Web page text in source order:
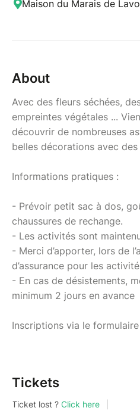
Maison du Marais de
About
Avec des fleurs séchées,
empreintes végétales ...
découvrir de nombreuses
belles décorations avec
Informations pratiques :
- Prévoir petit sac à dos,
chaussures de rechange.
- Les activités sont
- Merci d’apporter, lors de
d’assurance pour les
- En cas de désistements,
minimum 2 jours en avance
Inscriptions via le
Tickets